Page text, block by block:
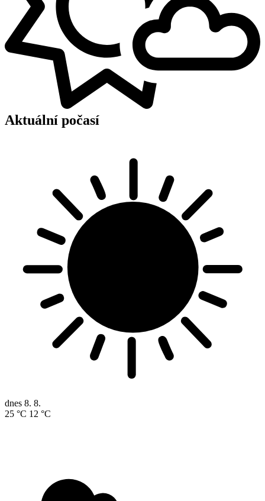
Aktuální počasí
dnes 8. 8.
25 °C 12 °C